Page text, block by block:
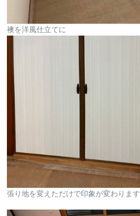
襖を洋風仕立てに
張り地を変えただけで印象が変わります